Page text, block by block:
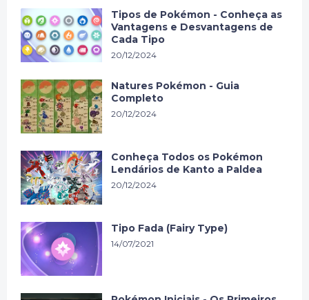
Tipos de Pokémon - Conheça as
Vantagens e Desvantagens de
Cada Tipo
20/12/2024
Natures Pokémon - Guia
Completo
20/12/2024
Conheça Todos os Pokémon
Lendários de Kanto a Paldea
20/12/2024
Tipo Fada (Fairy Type)
14/07/2021